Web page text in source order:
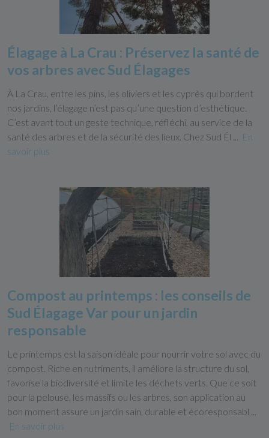
Élagage à La Crau : Préservez la santé de
vos arbres avec Sud Élagages
À La Crau, entre les pins, les oliviers et les cyprès qui bordent
nos jardins, l’élagage n’est pas qu’une question d’esthétique.
C’est avant tout un geste technique, réfléchi, au service de la
santé des arbres et de la sécurité des lieux. Chez Sud Él ...
En
savoir plus
Compost au printemps : les conseils de
Sud Élagage Var pour un jardin
responsable
Le printemps est la saison idéale pour nourrir votre sol avec du
compost. Riche en nutriments, il améliore la structure du sol,
favorise la biodiversité et limite les déchets verts. Que ce soit
pour la pelouse, les massifs ou les arbres, son application au
bon moment assure un jardin sain, durable et écoresponsabl ...
En savoir plus